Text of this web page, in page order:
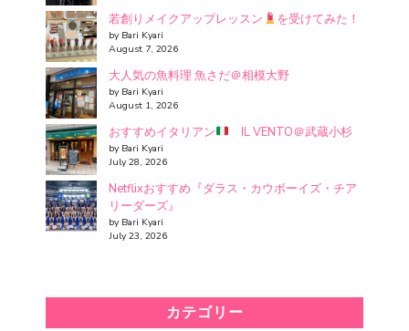
若創りメイクアップレッスン を受けてみた！
by Bari Kyari
August 7, 2026
大人気の魚料理 魚さだ＠相模大野
by Bari Kyari
August 1, 2026
おすすめイタリアン IL VENTO＠武蔵小杉
by Bari Kyari
July 28, 2026
Netflixおすすめ『ダラス・カウボーイズ・チア
リーダーズ』
by Bari Kyari
July 23, 2026
カテゴリー